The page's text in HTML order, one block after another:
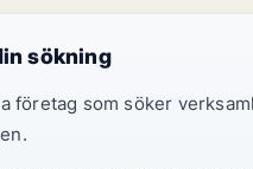
sökning
företag som söker